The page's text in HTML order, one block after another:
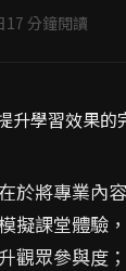
17 分鐘閱讀
於將專業內
擬課堂體驗
觀眾參與度